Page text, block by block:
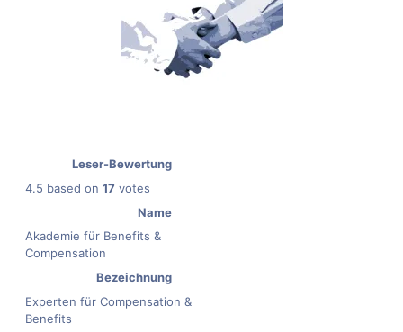
Leser-Bewertung
4.5 based on 17 votes
Name
Akademie für Benefits &
Compensation
Bezeichnung
Experten für Compensation &
Benefits